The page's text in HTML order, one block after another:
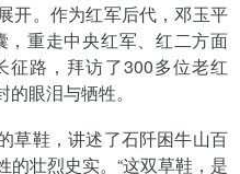
开。作为红军后代，邓玉平
，重走中央红军、红二方面
征路，拜访了300多位老红
眼泪与牺牲。
草鞋，讲述了石阡困牛山百
壮烈史实。“这双草鞋，是